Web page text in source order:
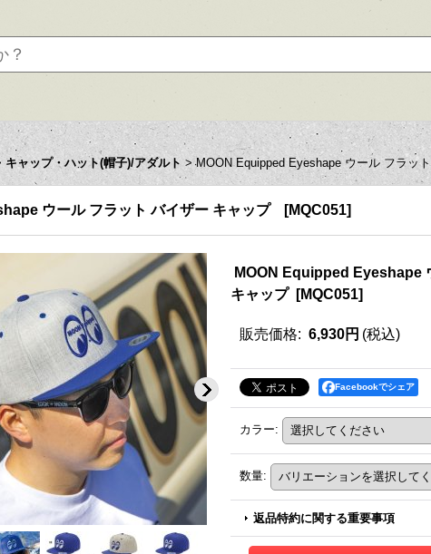
キャップ・ハット(帽子)/アダルト > MOON Equipped Eyeshape ウール フラッ
ウール フラット バイザー キャップ [MQC051]
MOON Equipped Eyeshape
キャップ
[MQC051]
販売価格: 6,930円 (税込)
Facebookでシェア
カラー:
数量:
返品特約に関する重要事項